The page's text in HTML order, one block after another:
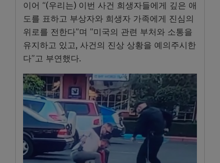
이어 “(우리는) 이번 사건 희생자들에게 깊은 애
도를 표하고 부상자와 희생자 가족에게 진심의
위로를 전한다”며 ”미국의 관련 부처와 소통을
유지하고 있고, 사건의 진상 상황을 예의주시한
다”고 부연했다.